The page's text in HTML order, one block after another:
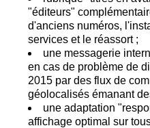
"éditeurs"
d'anciens numéros,
services et le réassort ;
une messagerie
en cas de problème de
2015 par des flux de
géolocalisés émanant
une adaptation
affichage optimal sur